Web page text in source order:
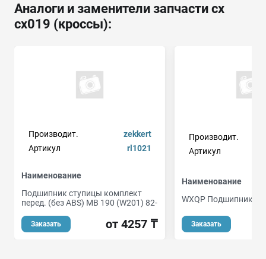
Аналоги и заменители запчасти cx
cx019 (кроссы):
Производит.
zekkert
Артикул
rl1021
Наименование
Подшипник ступицы комплект
перед. (без ABS) MB 190 (W201) 82-
Заказать от 4257 ₸
Производит.
Артикул
Наименование
WXQP Подшипник
Заказать